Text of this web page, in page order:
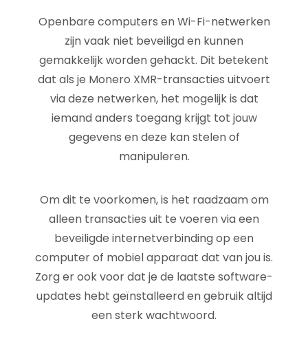
Openbare computers en Wi-Fi-netwerken
zijn vaak niet beveiligd en kunnen
gemakkelijk worden gehackt. Dit betekent
dat als je Monero XMR-transacties uitvoert
via deze netwerken, het mogelijk is dat
iemand anders toegang krijgt tot jouw
gegevens en deze kan stelen of
manipuleren.
Om dit te voorkomen, is het raadzaam om
alleen transacties uit te voeren via een
beveiligde internetverbinding op een
computer of mobiel apparaat dat van jou is.
Zorg er ook voor dat je de laatste software-
updates hebt geïnstalleerd en gebruik altijd
een sterk wachtwoord.